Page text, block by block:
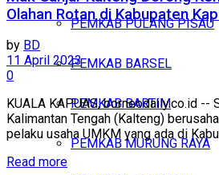
PEMKAB PULANG PISAU
PEMKAB BARSEL
PEMKAB BARTIM
PEMKAB MURUNG RAYA
Olahan Rotan di Kabupaten
by BD
11 April 2023
0
KUALA KAPUAS, borneodaily.co.id --
Kalimantan Tengah (Kalteng)
pelaku usaha UMKM yang ada di
Read more